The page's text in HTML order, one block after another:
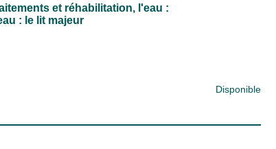
et réhabilitation, l'eau :
: le lit majeur
Disponible